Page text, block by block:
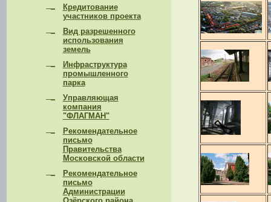
Кредитование
участников проекта
Вид разрешенного
использования
земель
Инфраструктура
промышленного
парка
Управляющая
компания
"ФЛАГМАН"
Рекомендательное
письмо
Правительства
Московской области
Рекомендательное
письмо
Администрации